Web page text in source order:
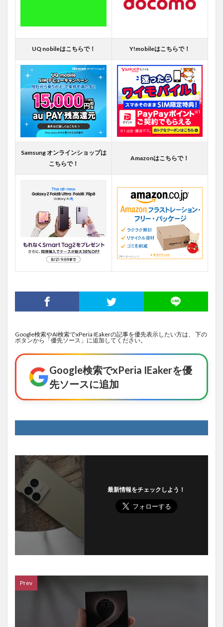
UQ nobileはこちらで！ Y!mobileはこちらで！
Samsung オンラインショップは
こちらで！
Amazonはこちらで！
Google検索やAI検索でxPeria IEakerの記事を優先表示したい方は、 下の
ボタンから「優先ソース」に追加してください。
Google検索でxPeria IEakerを優
先ソースに追加
最新情報をチェックしよう！
Prev